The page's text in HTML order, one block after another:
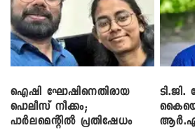
ഐഷി ഘോഷിനെതിരായ
പൊലീസ് നീക്കം;
പാര്‍ലമെന്റിൽ പ്രതിഷേധം